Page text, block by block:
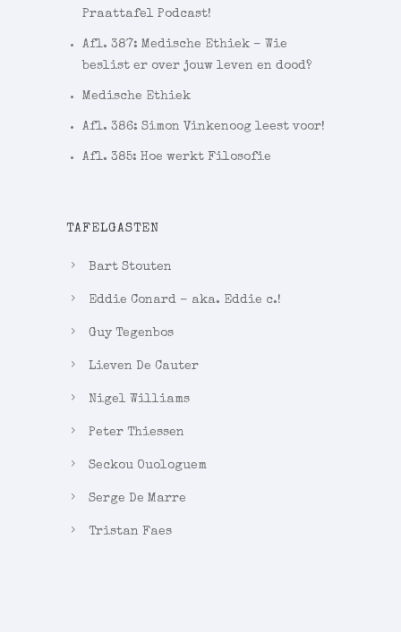
Praattafel Podcast!
Afl. 387: Medische Ethiek – Wie
beslist er over jouw leven en dood?
Medische Ethiek
Afl. 386: Simon Vinkenoog leest voor!
Afl. 385: Hoe werkt Filosofie
TAFELGASTEN
Bart Stouten
Eddie Conard – aka. Eddie c.!
Guy Tegenbos
Lieven De Cauter
Nigel Williams
Peter Thiessen
Seckou Ouologuem
Serge De Marre
Tristan Faes